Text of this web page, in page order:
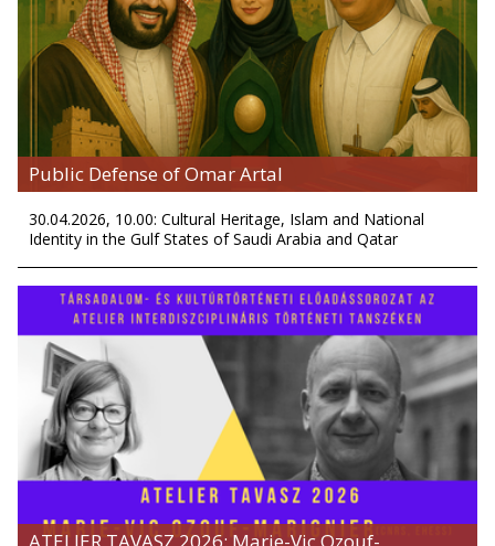
Public Defense of Omar Artal
30.04.2026, 10.00: Cultural Heritage, Islam and National
Identity in the Gulf States of Saudi Arabia and Qatar